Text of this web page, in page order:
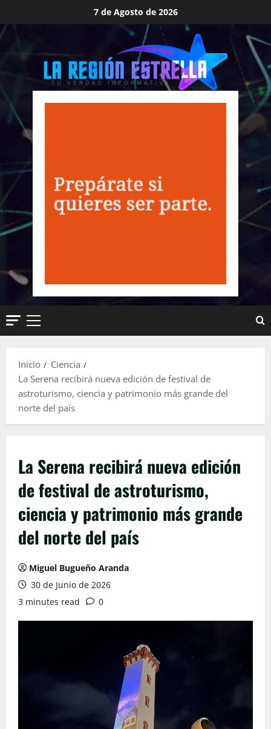
al
contenido
7 de Agosto de 2026
Menú
Inicio
Ciencia
La Serena recibirá nueva edición de festival de
astroturismo, ciencia y patrimonio más grande del
norte del país
La Serena recibirá nueva edición
de festival de astroturismo,
ciencia y patrimonio más grande
del norte del país
Miguel Bugueño Aranda
30 de Junio de 2026
3 minutes read
0